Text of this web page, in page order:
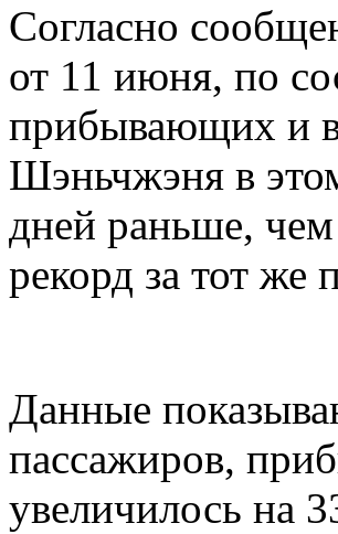
Согласно
от 11 июня, по
прибывающих и
Шэньчжэня в
дней раньше,
рекорд за тот же
Данные
пассажиров,
увеличилось на